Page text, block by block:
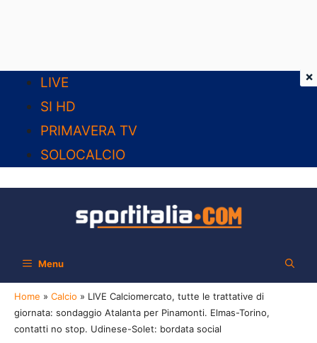
contenuto
LIVE
SI HD
PRIMAVERA TV
SOLOCALCIO
Menu
Home » Calcio » LIVE Calciomercato, tutte le trattative di
giornata: sondaggio Atalanta per Pinamonti. Elmas-Torino,
contatti no stop. Udinese-Solet: bordata social
×